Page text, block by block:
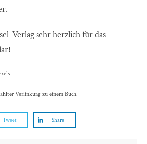
Verlag sehr herzlich für das
Verlinkung zu einem Buch.
Tweet Share